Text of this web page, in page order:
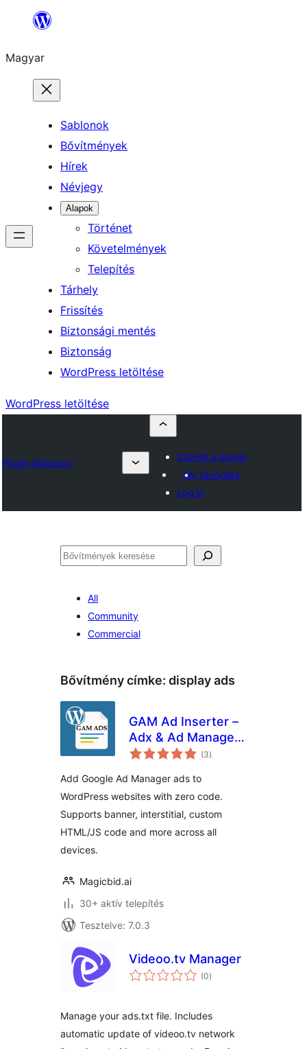
Ugrás
tartalomhoz
Magyar
Sablonok
Bővítmények
Hírek
Névjegy
Alapok
Történet
Követelmények
Telepítés
Tárhely
Frissítés
Biztonsági mentés
Biztonság
WordPress letöltése
WordPress letöltése
Plugin Directory
Submit a plugin
My favorites
Log in
Keresés
All
Community
Commercial
Bővítmény címke: display ads
GAM Ad Inserter –
Adx & Ad Manager
Ads
(3értékelés
összesen
)
Add Google Ad Manager ads to
WordPress websites with zero code.
Supports banner, interstitial, custom
HTML/JS code and more across all
devices.
Magicbid.ai
30+ aktív telepítés
Tesztelve: 7.0.3
Videoo.tv Manager
(0értékelés
összesen
)
Manage your ads.txt file. Includes
automatic update of videoo.tv network